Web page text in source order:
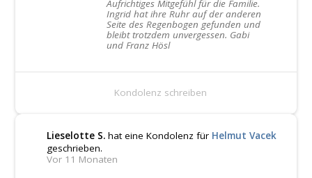
Aufrichtiges Mitgefühl für die Familie.
Ingrid hat ihre Ruhr auf der anderen
Seite des Regenbogen gefunden und
bleibt trotzdem unvergessen. Gabi
und Franz Hösl
Kondolenz schreiben
Lieselotte S.hat eine Kondolenz für Helmut Vacek
geschrieben.
Vor 11 Monaten